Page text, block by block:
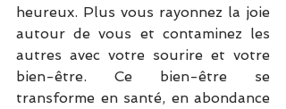
heureux. Plus vous rayonnez la joie
autour de vous et contaminez les
autres avec votre sourire et votre
bien-être. Ce bien-être se
transforme en santé, en abondance